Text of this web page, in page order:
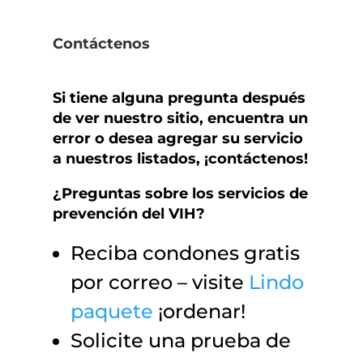
Contáctenos
Si tiene alguna pregunta después
de ver nuestro sitio, encuentra un
error o desea agregar su servicio
a nuestros listados, ¡contáctenos!
¿Preguntas sobre los servicios de
prevención del VIH?
Reciba condones gratis
por correo – visite Lindo
paquete ¡ordenar!
Solicite una prueba de